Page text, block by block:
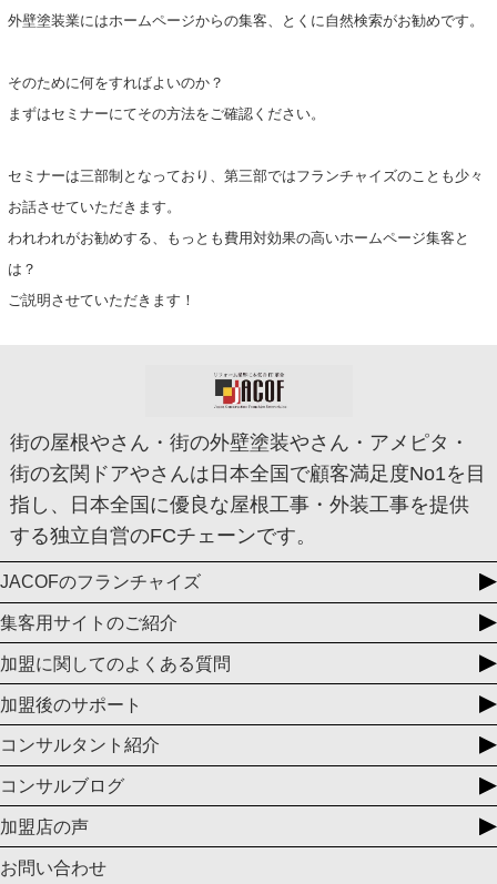
外壁塗装業にはホームページからの集客、とくに自然検索がお勧めです。
そのために何をすればよいのか？
まずはセミナーにてその方法をご確認ください。
セミナーは三部制となっており、第三部ではフランチャイズのことも少々
お話させていただきます。
われわれがお勧めする、もっとも費用対効果の高いホームページ集客と
は？
ご説明させていただきます！
街の屋根やさん・街の外壁塗装やさん・アメピタ・
街の玄関ドアやさんは日本全国で顧客満足度No1を目
指し、日本全国に優良な屋根工事・外装工事を提供
する独立自営のFCチェーンです。
JACOFのフランチャイズ
集客用サイトのご紹介
加盟に関してのよくある質問
加盟後のサポート
コンサルタント紹介
コンサルブログ
加盟店の声
お問い合わせ